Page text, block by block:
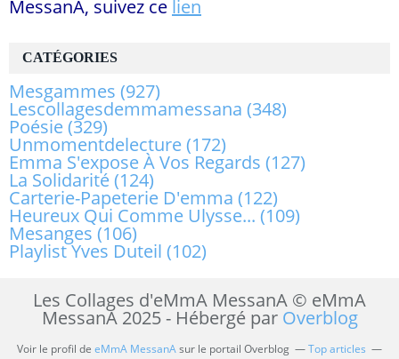
CATÉGORIES
Mesgammes (927)
Lescollagesdemmamessana (348)
Poésie(329)
Unmomentdelecture(172)
Emma S'expose À Vos Regards (127)
La Solidarité(124)
Carterie-Papeterie D'emma (122)
Heureux Qui Comme Ulysse... (109)
Mesanges(106)
Playlist Yves Duteil (102)
MessanA, suivez ce lien
Les Collages d'eMmA MessanA © eMmA
MessanA 2025 - Hébergé par Overblog
Voir le profil de eMmA MessanAsur le portail Overblog
Top articles